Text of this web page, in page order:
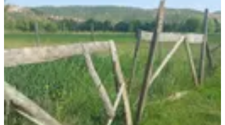
Yıldız Emlaktan Altınova Mah.
Satılık Tek Parsel Tarla
Onikişubat, Altınova Mahallesi
3009 m²
·2.325/m² · 24.05.2026
6.995.000 ₺
YILDIZ GAYRİMENKUL VE DANIŞMANLIKRamazan Yıldız